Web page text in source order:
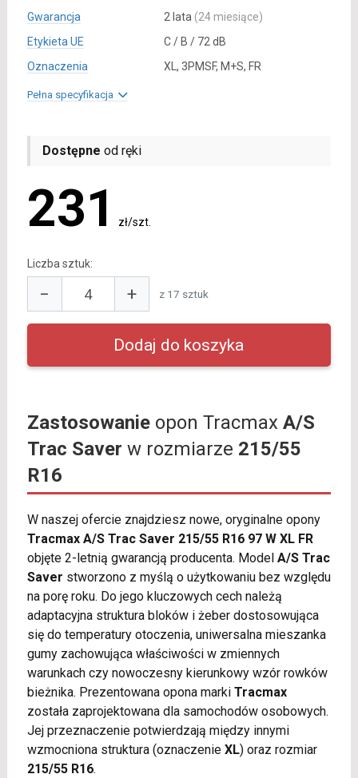
Gwarancja
2 lata (24 miesiące)
Etykieta UE
C / B / 72 dB
Oznaczenia
XL, 3PMSF, M+S, FR
Pełna specyfikacja
Dostępne od ręki
231 zł/szt.
Liczba sztuk:
− + z 17 sztuk
Zastosowanieopon Tracmax A/S
Trac Saver w rozmiarze 215/55
R16
W naszej ofercie znajdziesz nowe, oryginalne opony
Tracmax A/S Trac Saver 215/55 R16 97 W XL FR
objęte 2-letnią gwarancją producenta. Model A/S Trac
Saver stworzono z myślą o użytkowaniu bez względu
na porę roku. Do jego kluczowych cech należą
adaptacyjna struktura bloków i żeber dostosowująca
się do temperatury otoczenia, uniwersalna mieszanka
gumy zachowująca właściwości w zmiennych
warunkach czy nowoczesny kierunkowy wzór rowków
bieżnika. Prezentowana opona marki Tracmax
została zaprojektowana dla samochodów osobowych.
Jej przeznaczenie potwierdzają między innymi
wzmocniona struktura (oznaczenie XL) oraz rozmiar
215/55 R16.